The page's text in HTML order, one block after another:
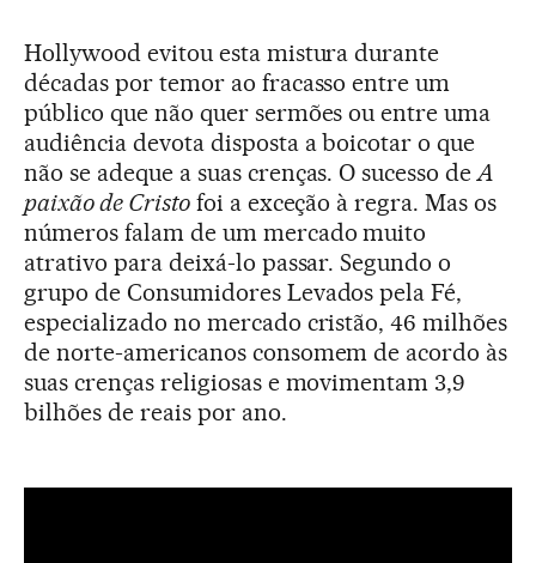
Hollywood evitou esta mistura durante
décadas por temor ao fracasso entre um
público que não quer sermões ou entre uma
audiência devota disposta a boicotar o que
não se adeque a suas crenças. O sucesso deA
paixão de Cristofoi a exceção à regra. Mas os
números falam de um mercado muito
atrativo para deixá-lo passar. Segundo o
grupo de Consumidores Levados pela Fé,
especializado no mercado cristão, 46 milhões
de norte-americanos consomem de acordo às
suas crenças religiosas e movimentam 3,9
bilhões de reais por ano.